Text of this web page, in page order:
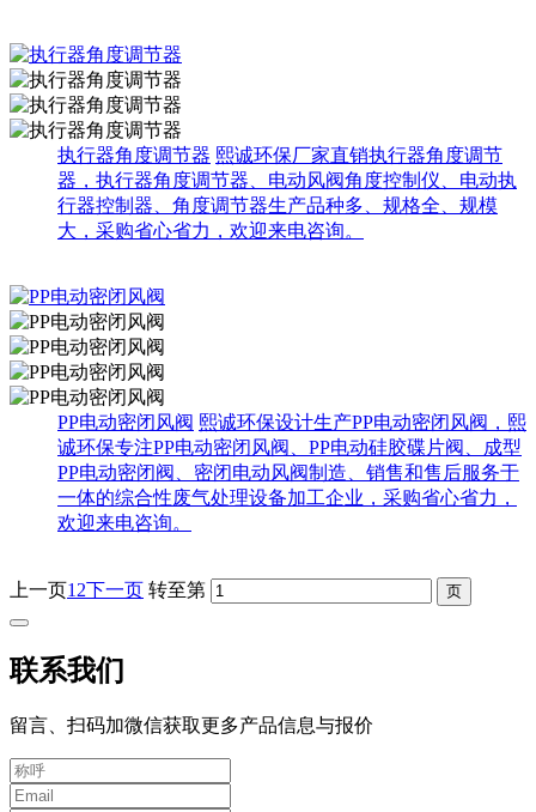
执行器角度调节器 熙诚环保厂家直销执行器角度调节
器，执行器角度调节器、电动风阀角度控制仪、电动执
行器控制器、角度调节器生产品种多、规格全、规模
大，采购省心省力，欢迎来电咨询。
PP电动密闭风阀 熙诚环保设计生产PP电动密闭风阀，熙
诚环保专注PP电动密闭风阀、PP电动硅胶碟片阀、成型
PP电动密闭阀、密闭电动风阀制造、销售和售后服务于
一体的综合性废气处理设备加工企业，采购省心省力，
欢迎来电咨询。
上一页1 2下一页 转至第
联系我们
留言、扫码加微信获取更多产品信息与报价